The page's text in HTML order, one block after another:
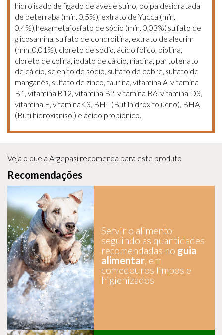
hidrolisado de fígado de aves e suíno, polpa desidratada
de beterraba (mín. 0,5%), extrato de Yucca (mín.
0,4%),hexametafosfato de sódio (mín. 0,03%),sulfato de
glicosamina, sulfato de condroitina, extrato de alecrim
(mín. 0,01%), cloreto de sódio, ácido fólico, biotina,
cloreto de colina, iodato de cálcio, niacina, pantotenato
de cálcio, selenito de sódio, sulfato de cobre, sulfato de
manganês, sulfato de zinco, taurina, vitamina A, vitamina
B1, vitamina B12, vitamina B2, vitamina B6, vitamina D3,
vitamina E, vitaminaK3, BHT (Butilhidroxitolueno), BHA
(Butilhidroxianisol) e ácido propiônico.
Veja o que a Argepasi recomenda para este produto
Recomendações
Servir o alimento
seguindo as quantidades
recomendadas no guia
alimentar , em
comedouros limpos e
higienizados